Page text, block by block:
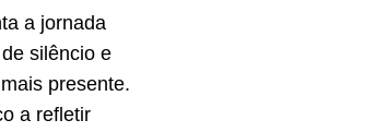
a jornada
silêncio e
presente.
a refletir